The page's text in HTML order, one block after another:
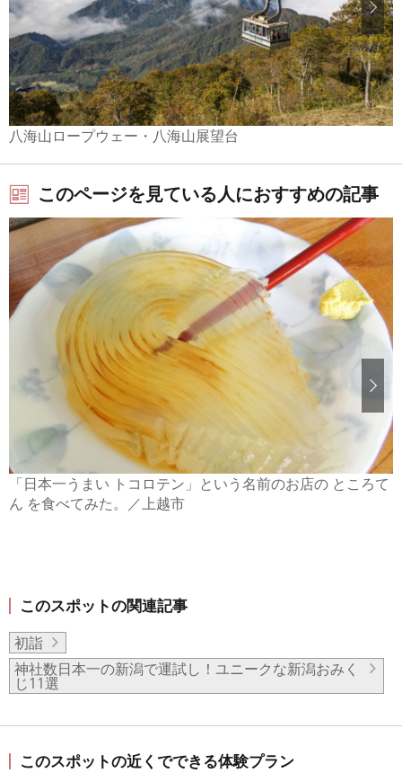
八海山ロープウェー・八海山展望台
このページを見ている人におすすめの記事
「日本一うまい トコロテン」という名前のお店の ところて
ん を食べてみた。／上越市
このスポットの関連記事
初詣
神社数日本一の新潟で運試し！ユニークな新潟おみく
じ11選
このスポットの近くでできる体験プラン